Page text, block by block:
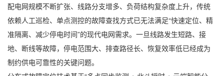
配电网规模不断扩张、线路分支增多、负荷结构复杂度上升，传统
依赖人工巡检、单点测控的故障查找方式已无法满足“快速定位、精
准隔离、减少停电时间”的现代电网需求。一旦线路发生短路、接
地、断线等故障，停电范围大、排查路径长、恢复效率低已经成为
制约供电可靠性的关键问题。